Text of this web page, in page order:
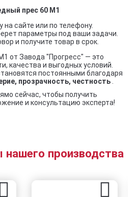
прес 60 М1
на сайте или по телефону.
параметры под ваши задачи.
и получите товар в срок.
от Завода "Прогресс" — это
качества и выгодных условий.
постоянными благодаря
прозрачность, честность
сейчас, чтобы получить
и консультацию эксперта!
производства